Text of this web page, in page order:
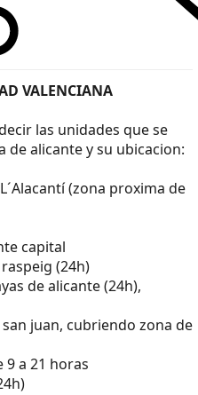
VALENCIANA
las unidades que se
de alicante y su ubicacion:
(zona proxima de
capital
(24h)
de alicante (24h),
juan, cubriendo zona de
9 a 21 horas